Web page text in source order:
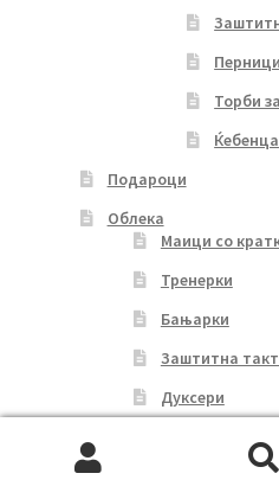
Перници
Торби
Ќебенца
Подароци
Облека
Маици со
Тренерки
Бањарки
Заштитна
Дуксери